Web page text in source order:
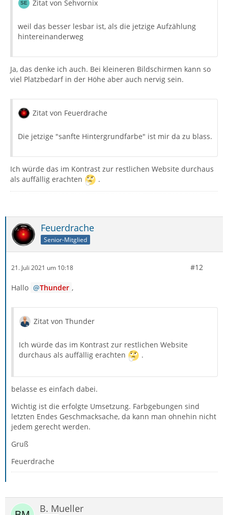
Zitat von Sehvornix
weil das besser lesbar ist, als die jetzige Aufzählung
hintereinanderweg
Ja, das denke ich auch. Bei kleineren Bildschirmen kann so
viel Platzbedarf in der Höhe aber auch nervig sein.
Zitat von Feuerdrache
Die jetzige "sanfte Hintergrundfarbe" ist mir da zu blass.
Ich würde das im Kontrast zur restlichen Website durchaus
als auffällig erachten
.
Feuerdrache
Senior-Mitglied
21. Juli 2021 um 10:18 #12
Hallo Thunder ,
Zitat von Thunder
Ich würde das im Kontrast zur restlichen Website
durchaus als auffällig erachten
.
belasse es einfach dabei.
Wichtig ist die erfolgte Umsetzung. Farbgebungen sind
letzten Endes Geschmacksache, da kann man ohnehin nicht
jedem gerecht werden.
Gruß
Feuerdrache
B. Mueller